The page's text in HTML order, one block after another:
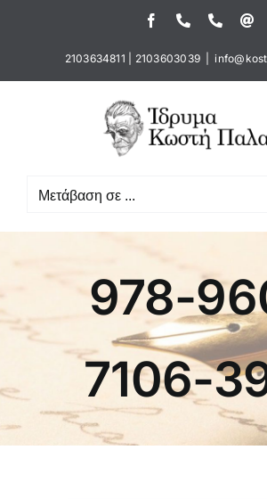
περιεχόμενο
FacebookΤηλέφωνο
2103634811 2103603039
Μετάβαση σε ...
978-
7106-